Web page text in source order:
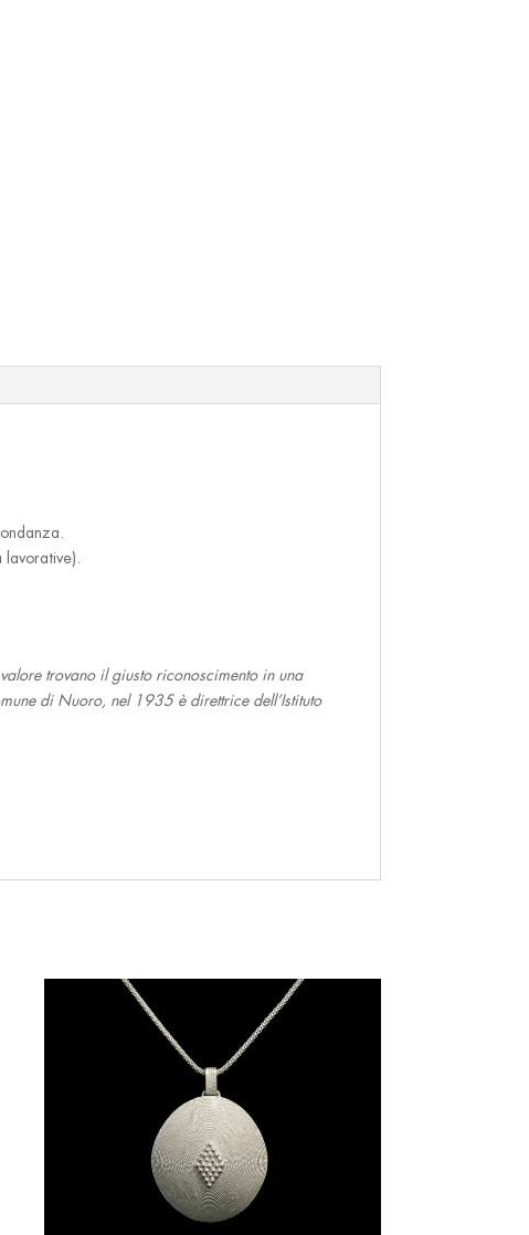
lavorative).
trovano il giusto riconoscimento in una
di Nuoro, nel 1935 è direttrice dell’Istituto